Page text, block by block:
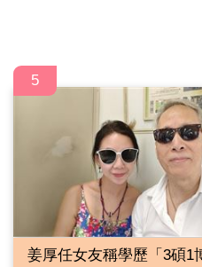
5
姜厚任女友稱學歷「3碩1